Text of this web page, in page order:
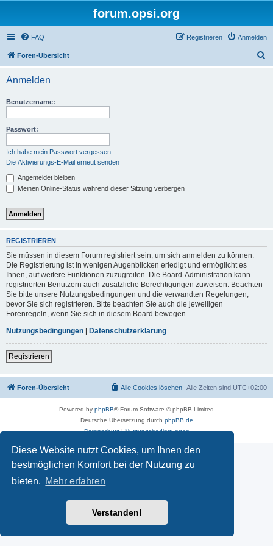
Diese Website nutzt Cookies, um Ihnen den
bestmöglichen Komfort bei der Nutzung zu
bieten. Mehr erfahren
Verstanden!
forum.opsi.org
FAQ Anmelden
Registrieren
Foren-Übersicht
Anmelden
Benutzername:
Passwort:
Ich habe mein Passwort vergessen
Die Aktivierungs-E-Mail erneut senden
Angemeldet bleiben
Meinen Online-Status während dieser Sitzung verbergen
REGISTRIEREN
Sie müssen in diesem Forum registriert sein, um sich anmelden zu können.
Die Registrierung ist in wenigen Augenblicken erledigt und ermöglicht es
Ihnen, auf weitere Funktionen zuzugreifen. Die Board-Administration kann
registrierten Benutzern auch zusätzliche Berechtigungen zuweisen. Beachten
Sie bitte unsere Nutzungsbedingungen und die verwandten Regelungen,
bevor Sie sich registrieren. Bitte beachten Sie auch die jeweiligen
Forenregeln, wenn Sie sich in diesem Board bewegen.
Nutzungsbedingungen | Datenschutzerklärung
Registrieren
Foren-Übersicht Alle Zeiten sind UTC+02:00
Alle Cookies löschen
Powered by phpBB® Forum Software © phpBB Limited
Deutsche Übersetzung durch phpBB.de
Datenschutz|Nutzungsbedingungen